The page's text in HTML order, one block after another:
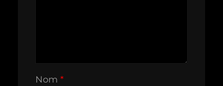
Nom *